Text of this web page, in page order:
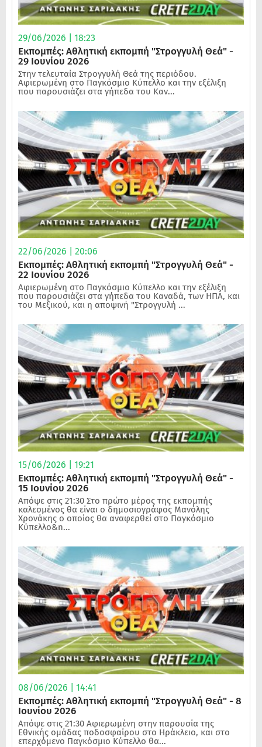
29/06/2026 | 18:23
Εκπομπές: Αθλητική εκπομπή "Στρογγυλή Θεά" -
29 Ιουνίου 2026
Στην τελευταία Στρογγυλή Θεά της περιόδου.
Αφιερωμένη στο Παγκόσμιο Κύπελλο και την εξέλιξη
που παρουσιάζει στα γήπεδα του Καν...
22/06/2026 | 20:06
Εκπομπές: Αθλητική εκπομπή "Στρογγυλή Θεά" -
22 Ιουνίου 2026
Αφιερωμένη στο Παγκόσμιο Κύπελλο και την εξέλιξη
που παρουσιάζει στα γήπεδα του Καναδά, των ΗΠΑ, και
του Μεξικού, και η αποψινή "Στρογγυλή ...
15/06/2026 | 19:21
Εκπομπές: Αθλητική εκπομπή "Στρογγυλή Θεά" -
15 Ιουνίου 2026
Απόψε στις 21:30 Στο πρώτο μέρος της εκπομπής
καλεσμένος θα είναι ο δημοσιογράφος Μανόλης
Χρονάκης ο οποίος θα αναφερθεί στο Παγκόσμιο
Κύπελλο&n...
08/06/2026 | 14:41
Εκπομπές: Αθλητική εκπομπή "Στρογγυλή Θεά" - 8
Ιουνίου 2026
Απόψε στις 21:30 Αφιερωμένη στην παρουσία της
Εθνικής ομάδας ποδοσφαίρου στο Ηράκλειο, και στο
επερχόμενο Παγκόσμιο Κύπελλο θα...